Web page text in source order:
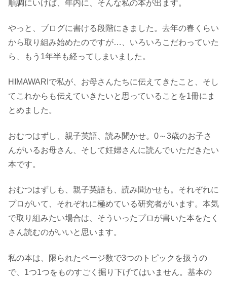
順調にいけば、年内に、そんな私の本が出ます。
やっと、ブログに書ける段階にきました。去年の春くらい
から取り組み始めたのですが…、いろいろこだわっていた
ら、もう1年半も経ってしまいました。
HIMAWARIで私が、お母さんたちに伝えてきたこと、そし
てこれからも伝えていきたいと思っていることを1冊にま
とめました。
おむつはずし、親子英語、読み聞かせ。0～3歳のお子さ
んがいるお母さん、そして妊婦さんに読んでいただきたい
本です。
おむつはずしも、親子英語も、読み聞かせも。それぞれに
プロがいて、それぞれに極めている研究者がいます。本気
で取り組みたい場合は、そういったプロが書いた本をたく
さん読むのがいいと思います。
私の本は、限られたページ数で3つのトピックを扱うの
で、1つ1つをものすごく掘り下げてはいません。基本の